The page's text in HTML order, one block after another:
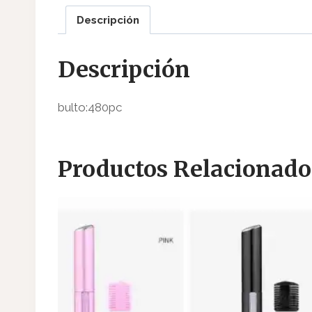
Descripción
Descripción
bulto:480pc
Productos